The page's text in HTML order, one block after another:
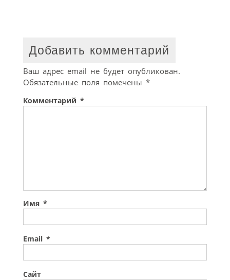
Добавить комментарий
Ваш адрес email не будет опубликован.
Обязательные поля помечены *
Комментарий *
Имя *
Email *
Сайт